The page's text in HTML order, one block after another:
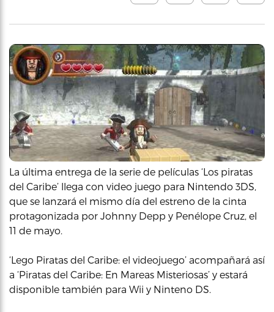
La última entrega de la serie de películas ‘Los piratas
del Caribe’ llega con video juego para Nintendo 3DS,
que se lanzará el mismo día del estreno de la cinta
protagonizada por Johnny Depp y Penélope Cruz, el
11 de mayo.
‘Lego Piratas del Caribe: el videojuego’ acompañará así
a ‘Piratas del Caribe: En Mareas Misteriosas’ y estará
disponible también para Wii y Ninteno DS.